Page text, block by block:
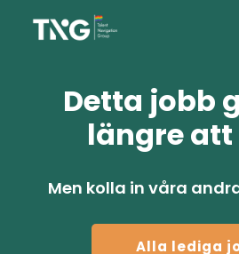
Detta jobb
längre att
Men kolla in våra
Alla lediga